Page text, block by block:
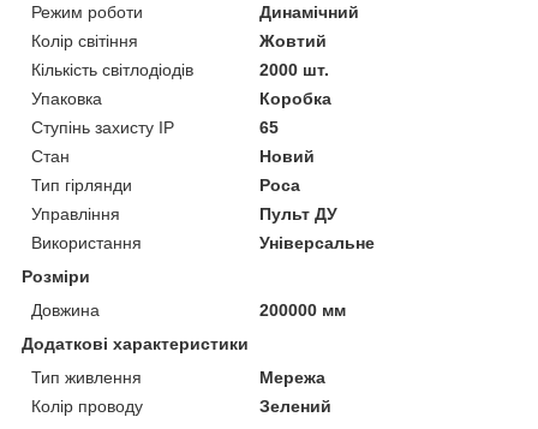
Режим роботи
Динамічний
Колір світіння
Жовтий
Кількість світлодіодів
2000 шт.
Упаковка
Коробка
Ступінь захисту IP
65
Стан
Новий
Тип гірлянди
Роса
Управління
Пульт ДУ
Використання
Універсальне
Розміри
Довжина
200000 мм
Додаткові характеристики
Тип живлення
Мережа
Колір проводу
Зелений